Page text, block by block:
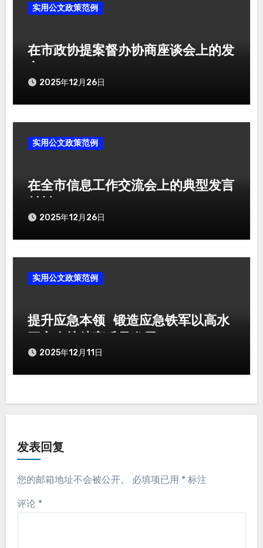
实用公文政策范例
在市政协提案督办协商座谈会上的发
2025年12月26日
实用公文政策范例
在全市信息工作交流会上的典型发言
2025年12月26日
实用公文政策范例
提升应急本领 锻造应急铁军以高水
2025年12月11日
发表回复
您的邮箱地址不会被公开。 必填项已用 * 标注
评论 *